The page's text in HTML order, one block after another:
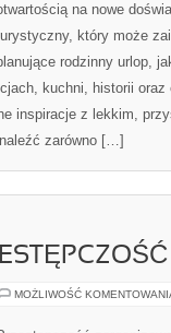
na nowe
który może
rodzinny urlop,
kuchni, historii
inspiracje z lekkim,
zarówno […]
MOŻLIWOŚĆ